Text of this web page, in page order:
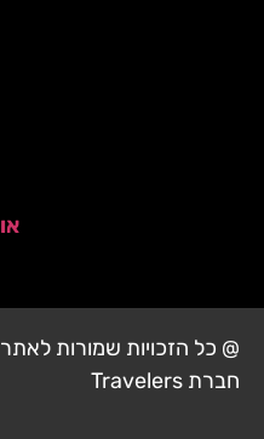
@ כל הזכויות שמורות
חברת Travelers